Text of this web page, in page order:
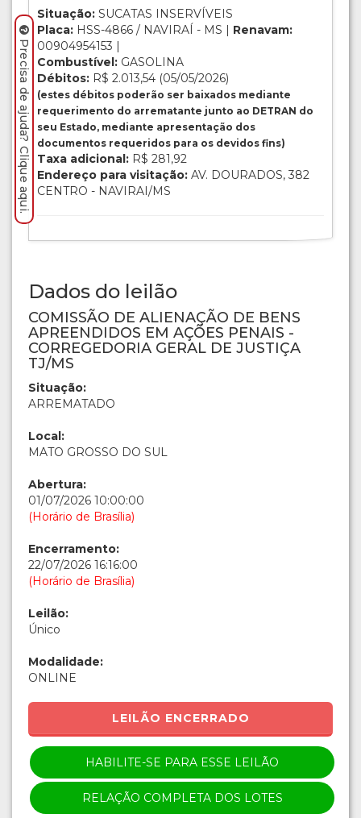
Situação: SUCATAS INSERVÍVEIS
Placa: HSS-4866 / NAVIRAÍ - MS | Renavam:
00904954153 |
Combustível: GASOLINA
Débitos: R$ 2.013,54 (05/05/2026)
(estes débitos poderão ser baixados mediante
requerimento do arrematante junto ao DETRAN do
seu Estado, mediante apresentação dos
documentos requeridos para os devidos fins)
Taxa adicional: R$ 281,92
Endereço para visitação: AV. DOURADOS, 382
CENTRO - NAVIRAI/MS
Dados do leilão
COMISSÃO DE ALIENAÇÃO DE BENS
APREENDIDOS EM AÇÕES PENAIS -
CORREGEDORIA GERAL DE JUSTIÇA
TJ/MS
Situação:
ARREMATADO
Local:
MATO GROSSO DO SUL
Abertura:
01/07/2026 10:00:00
(Horário de Brasília)
Encerramento:
22/07/2026 16:16:00
(Horário de Brasília)
Leilão:
Único
Modalidade:
ONLINE
LEILÃO ENCERRADO
HABILITE-SE PARA ESSE LEILÃO
RELAÇÃO COMPLETA DOS LOTES
Precisa de ajuda? Clique aqui.